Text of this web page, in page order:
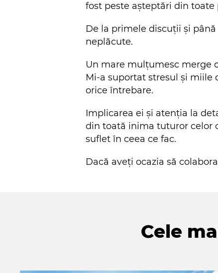
fost peste așteptări din toate
De la primele discuții și
neplăcute.
Un mare mulțumesc merge
Mi-a suportat stresul și miile
orice întrebare.
Implicarea ei și atenția la
din toată inima tuturor celor
suflet în ceea ce fac.
Dacă aveți ocazia să
Cele